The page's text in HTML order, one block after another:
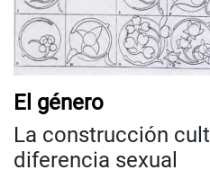
El género
La construcción
diferencia sexual